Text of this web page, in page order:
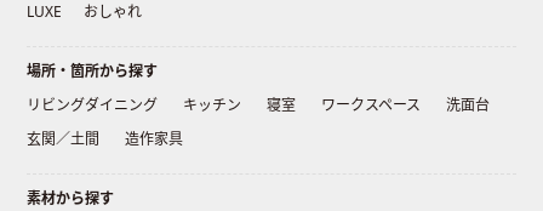
LUXE
おしゃれ
場所・箇所から探す
リビングダイニング
キッチン 寝室 ワークスペース
洗面台
玄関／土間
造作家具
素材から探す